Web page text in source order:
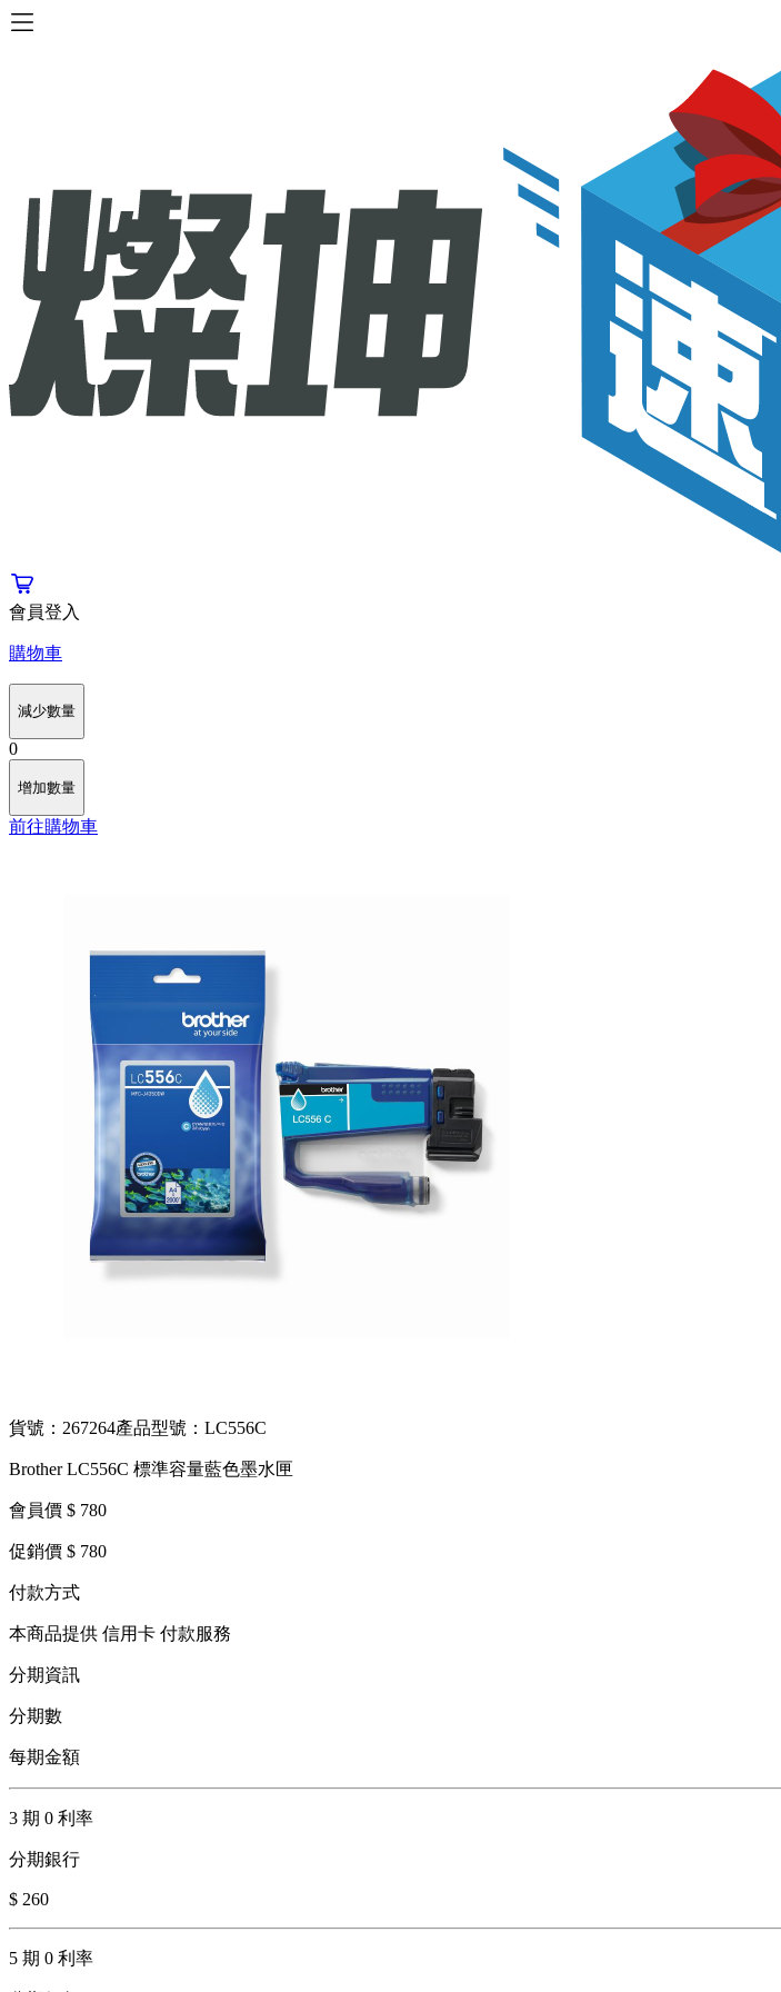
會員登入
購物車
減少數量
0
增加數量
前往購物車
貨號：267264產品型號：LC556C
Brother LC556C 標準容量藍色墨水匣
會員價 $ 780
促銷價 $ 780
付款方式
本商品提供 信用卡 付款服務
分期資訊
分期數
每期金額
3 期 0 利率
分期銀行
$ 260
5 期 0 利率